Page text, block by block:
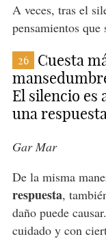
A veces, tras el
pensamientos
26
Cuesta
El silencio es
una
Gar Mar
De la misma
respuesta,
daño puede
cuidado y con